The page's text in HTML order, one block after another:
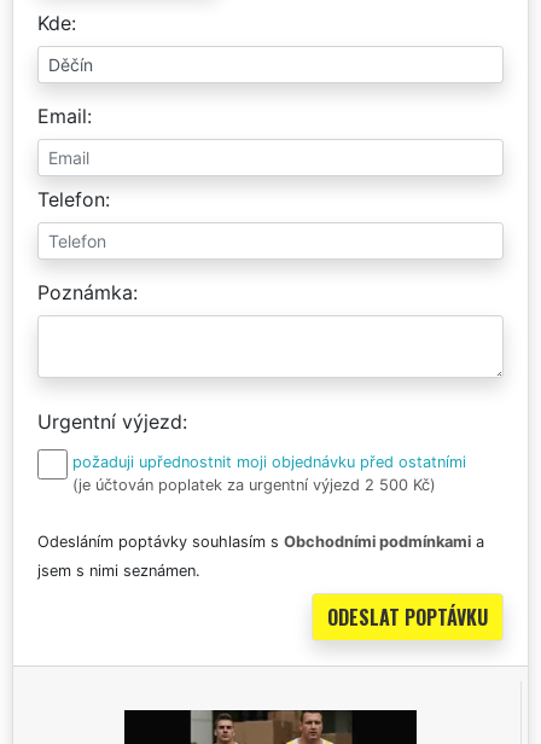
Kde
Email
Telefon
Poznámka
Urgentní výjezd
požaduji upřednostnit moji objednávku před ostatními
(je účtován poplatek za urgentní výjezd 2 500 Kč)
Odesláním poptávky souhlasím s Obchodními podmínkami a
jsem s nimi seznámen.